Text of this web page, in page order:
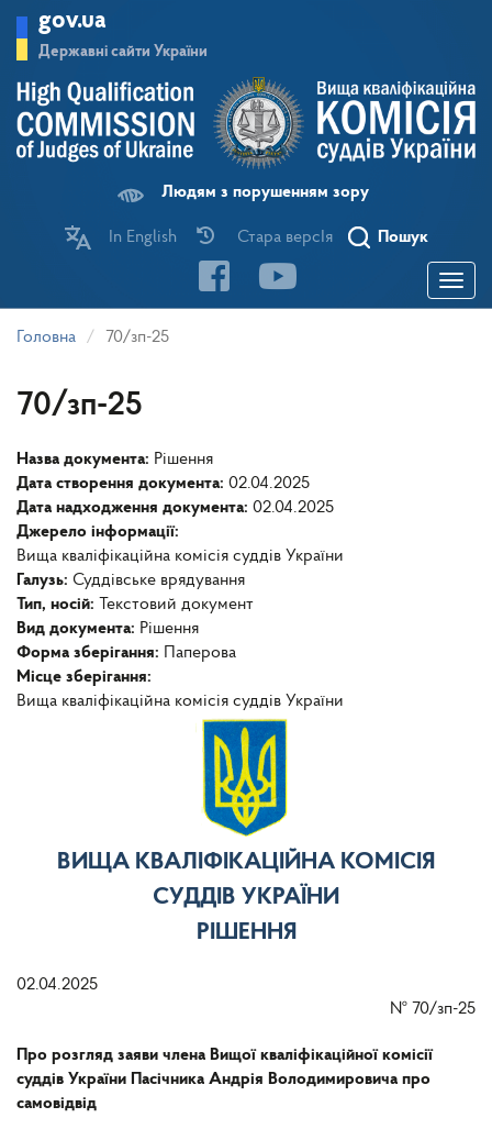
основного
матеріалу
gov.ua
Державні сайти України
Людям з порушенням зору
In English Стара версІя Пошук
Toggle
Головна 70/зп-25
70/зп-25
Назва документа: Рішення
Дата створення документа: 02.04.2025
Дата надходження документа: 02.04.2025
Джерело інформації:
Вища кваліфікаційна комісія суддів України
Галузь: Суддівське врядування
Тип, носій:
Текстовий документ
Вид документа: Рішення
Форма зберігання:
Паперова
Місце зберігання:
Вища кваліфікаційна комісія суддів України
ВИЩА КВАЛІФІКАЦІЙНА КОМІСІЯ
СУДДІВ УКРАЇНИ
РІШЕННЯ
02.04.2025
№ 70/зп-25
Про розгляд заяви члена Вищої кваліфікаційної комісії
суддів України Пасічника Андрія Володимировича про
самовідвід